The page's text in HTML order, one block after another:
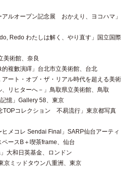
アルオープン記念展 おかえり、ヨコハマ」
Redo わたしは解く、やり直す」国立国際
美術館、奈良
的複數演繹」台北市立美術館、台北
アート・オブ・ザ・リアル時代を超える美術
、リヒターへ－」鳥取県立美術館、鳥取
憶」Gallery 58、東京
TOPコレクション 不易流行」東京都写真
メコレ Sendai Final」SARP仙台アーティ
ースB＋喫茶frame、仙台
大和日英基金、ロンドン
京ミッドタウン八重洲、東京